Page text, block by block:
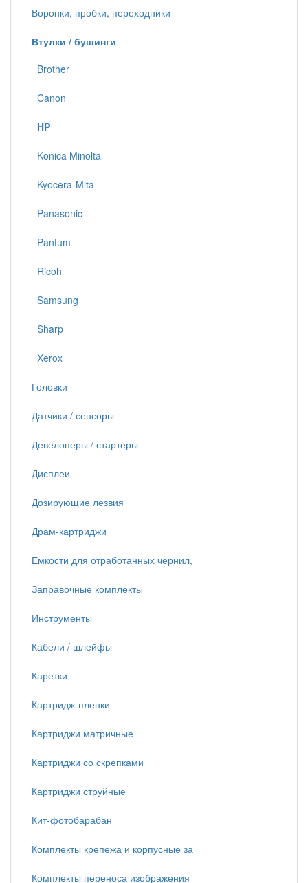
Воронки, пробки, переходники
Втулки / бушинги
Brother
Canon
HP
Konica Minolta
Kyocera-Mita
Panasonic
Pantum
Ricoh
Samsung
Sharp
Xerox
Головки
Датчики / сенсоры
Девелоперы / стартеры
Дисплеи
Дозирующие лезвия
Драм-картриджи
Емкости для отработанных чернил,
Заправочные комплекты
Инструменты
Кабели / шлейфы
Каретки
Картридж-пленки
Картриджи матричные
Картриджи со скрепками
Картриджи струйные
Кит-фотобарабан
Комплекты крепежа и корпусные за
Комплекты переноса изображения